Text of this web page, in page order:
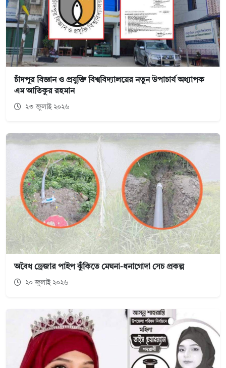
চাঁদপুর বিজ্ঞান ও প্রযুক্তি বিশ্ববিদ্যালয়ের নতুন উপাচার্য অধ্যাপক
এম আতিকুর রহমান
২৩ জুলাই ২০২৬
অবৈধ ড্রেজার পাইপ ঝুঁকিতে মেঘনা-ধনাগোদা সেচ প্রকল্প
২০ জুলাই ২০২৬